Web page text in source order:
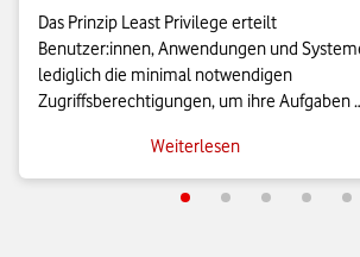
Das Prinzip Least Privilege erteilt
Benutzer:innen, Anwendungen und
lediglich die minimal notwendigen
Zugriffsberechtigungen, um ihre Aufgaben
Unternehmen die Angriffsfläche für
Cyberbedrohungen erheblich reduzieren.
Weiterlesen